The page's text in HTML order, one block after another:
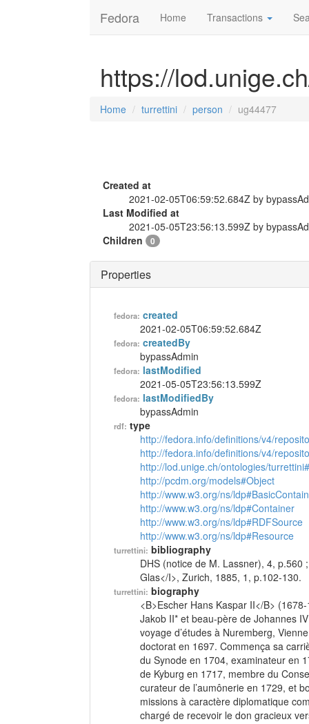
Fedora Home Transactions
https://
Home turrettini person ug44477
Created at
2021-02-05T06:59:52.684Z by
Last Modified at
2021-05-05T23:56:13.599Z by
Children
0
Properties
fedora: created
2021-02-05T06:59:52.684Z
fedora: createdBy
bypassAdmin
fedora: lastModified
2021-05-05T23:56:13.599Z
fedora: lastModifiedBy
bypassAdmin
rdf: type
http://fedora.info/definitions/v4/
http://fedora.info/definitions/v4/
http://lod.unige.ch/ontologies/
http://pcdm.org/models#Object
http://www.w3.org/ns/
http://www.w3.org/ns/ldp#Container
http://www.w3.org/ns/ldp#RDFSource
http://www.w3.org/ns/ldp#Resource
turrettini: bibliography
DHS (notice de M. Lassner), 4, p.560
Glas</I>, Zurich, 1885, 1, p.102-130.
turrettini: biography
<B>Escher Hans Kaspar II</B>
Jakob II* et beau-père de Johannes
voyage d’études à Nuremberg,
doctorat en 1697. Commença sa
du Synode en 1704, examinateur en
de Kyburg en 1717, membre du
curateur de l’aumônerie en 1729, et
missions à caractère diplomatique
chargé de recevoir le don gracieux